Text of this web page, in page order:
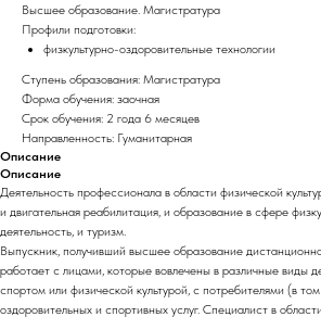
Высшее образование. Магистратура
Профили подготовки:
физкультурно-оздоровительные технологии
Ступень образования: Магистратура
Форма обучения: заочная
Срок обучения: 2 года 6 месяцев
Направленность: Гуманитарная
Описание
Описание
Деятельность профессионала в области физической
и двигательная реабилитация, и образование в сфере
деятельность, и туризм.
Выпускник, получивший высшее образование
работает с лицами, которые вовлечены в различные виды
спортом или физической культурой, с потребителями (в
оздоровительных и спортивных услуг. Специалист в